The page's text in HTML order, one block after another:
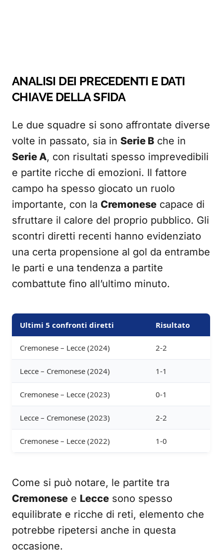
ANALISI DEI PRECEDENTI E DATI
CHIAVE DELLA SFIDA
Le due squadre si sono affrontate diverse
volte in passato, sia in Serie B che in
Serie A, con risultati spesso imprevedibili
e partite ricche di emozioni. Il fattore
campo ha spesso giocato un ruolo
importante, con la Cremonese capace di
sfruttare il calore del proprio pubblico. Gli
scontri diretti recenti hanno evidenziato
una certa propensione al gol da entrambe
le parti e una tendenza a partite
combattute fino all’ultimo minuto.
Ultimi 5 confronti diretti Risultato
Cremonese – Lecce (2024) 2-2
Lecce – Cremonese (2024) 1-1
Cremonese – Lecce (2023) 0-1
Lecce – Cremonese (2023) 2-2
Cremonese – Lecce (2022) 1-0
Come si può notare, le partite tra
Cremonese e Lecce sono spesso
equilibrate e ricche di reti, elemento che
potrebbe ripetersi anche in questa
occasione.